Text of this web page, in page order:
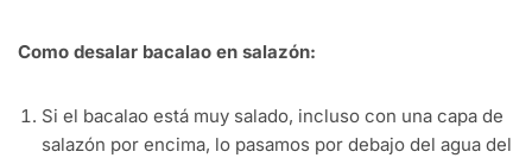
Como desalar bacalao en salazón:
Si el bacalao está muy salado, incluso con una capa de
salazón por encima, lo pasamos por debajo del agua del